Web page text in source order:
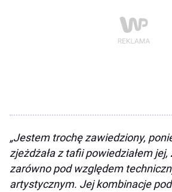
„Jestem trochę zawiedziony,
zjeżdżała z tafii powiedziałem jej,
zarówno pod względem
artystycznym. Jej kombinacje